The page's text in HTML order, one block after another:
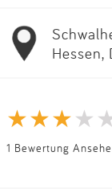
Hessen,
1 Bewertung